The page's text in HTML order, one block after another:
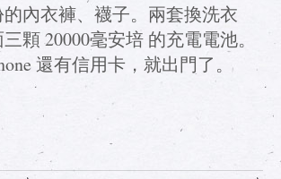
內衣褲、襪子。兩套換洗衣
顆 20000毫安培 的充電電池。
還有信用卡，就出門了。